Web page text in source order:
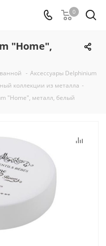
0
"Home",
- Аксессуары Delphinium
коллекции из металла -
"Home", металл, белый